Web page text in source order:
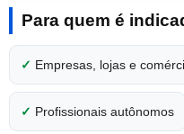
Para quem é
✓ Empresas, lojas e
✓ Profissionais autônomos